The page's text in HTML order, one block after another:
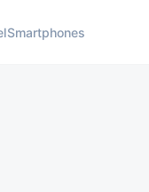
Smartphones